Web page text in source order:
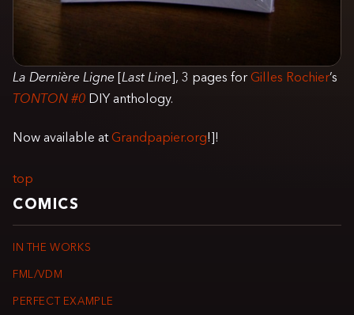
La Dernière Ligne Last Line ], 3 pages for Gilles Rochier’s
TONTON #0 DIY anthology.
Now available atGrandpapier.org!]!
top
COMICS
IN THE WORKS
FML/VDM
PERFECT EXAMPLE